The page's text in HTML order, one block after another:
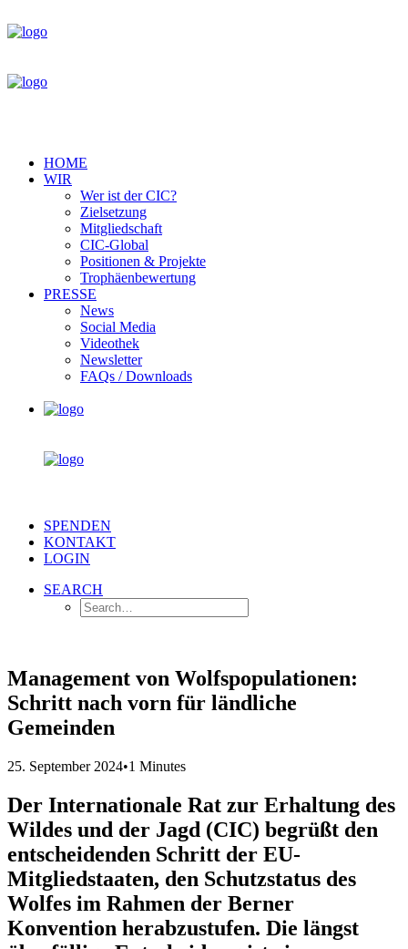
HOME
WIR
Wer ist der CIC?
Zielsetzung
Mitgliedschaft
CIC-Global
Positionen & Projekte
Trophäenbewertung
PRESSE
News
Social Media
Videothek
Newsletter
FAQs / Downloads
SPENDEN
KONTAKT
LOGIN
SEARCH
Management von Wolfspopulationen:
Schritt nach vorn für ländliche
Gemeinden
25. September 2024•1 Minutes
Der Internationale Rat zur Erhaltung des
Wildes und der Jagd (CIC) begrüßt den
entscheidenden Schritt der EU-
Mitgliedstaaten, den Schutzstatus des
Wolfes im Rahmen der Berner
Konvention herabzustufen. Die längst